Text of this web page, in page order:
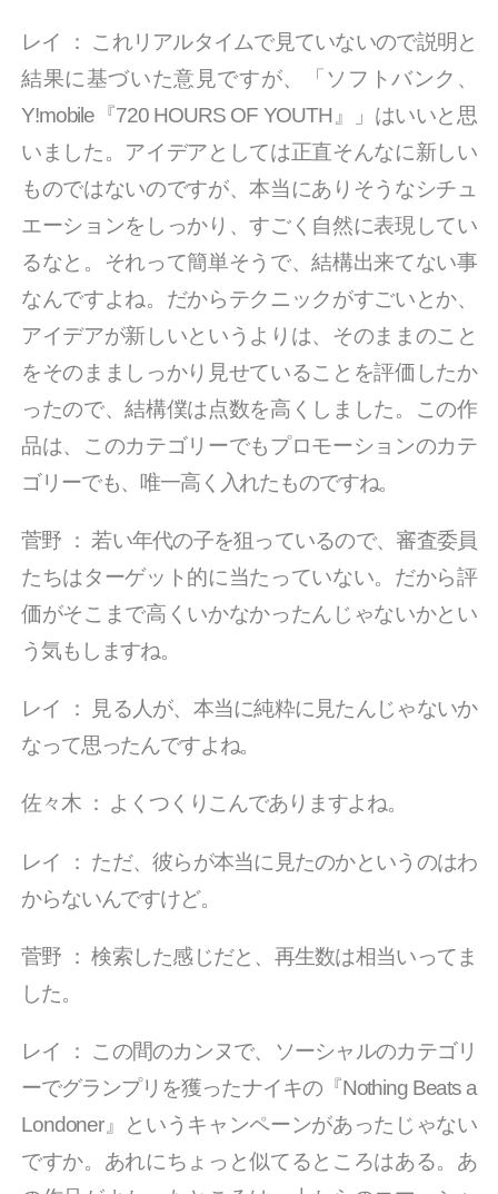
レイ ： これリアルタイムで見ていないので説明と
結果に基づいた意見ですが、「ソフトバンク、
Y!mobile『720 HOURS OF YOUTH』」はいいと思
いました。アイデアとしては正直そんなに新しい
ものではないのですが、本当にありそうなシチュ
エーションをしっかり、すごく自然に表現してい
るなと。それって簡単そうで、結構出来てない事
なんですよね。だからテクニックがすごいとか、
アイデアが新しいというよりは、そのままのこと
をそのまましっかり見せていることを評価したか
ったので、結構僕は点数を高くしました。この作
品は、このカテゴリーでもプロモーションのカテ
ゴリーでも、唯一高く入れたものですね。
菅野 ： 若い年代の子を狙っているので、審査委員
たちはターゲット的に当たっていない。だから評
価がそこまで高くいかなかったんじゃないかとい
う気もしますね。
レイ ：
見る人が、本当に純粋に見たんじゃないか
なって思ったんですよね。
佐々木： よくつくりこんでありますよね。
レイ ： ただ、彼らが本当に見たのかというのはわ
からないんですけど。
菅野 ：検索した感じだと、再生数は相当いってま
した。
レイ ： この間のカンヌで、ソーシャルのカテゴリ
ーでグランプリを獲ったナイキの『Nothing Beats a
Londoner』というキャンペーンがあったじゃない
ですか。あれにちょっと似てるところはある。あ